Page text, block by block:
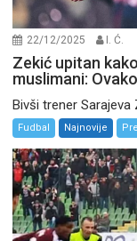
22/12/2025 I. Ć.
Zekić upitan
muslimani:
Bivši trener
Fudbal Najnovije